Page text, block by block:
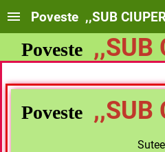
Poveste ,,SUB
Poveste ,,SUB
de